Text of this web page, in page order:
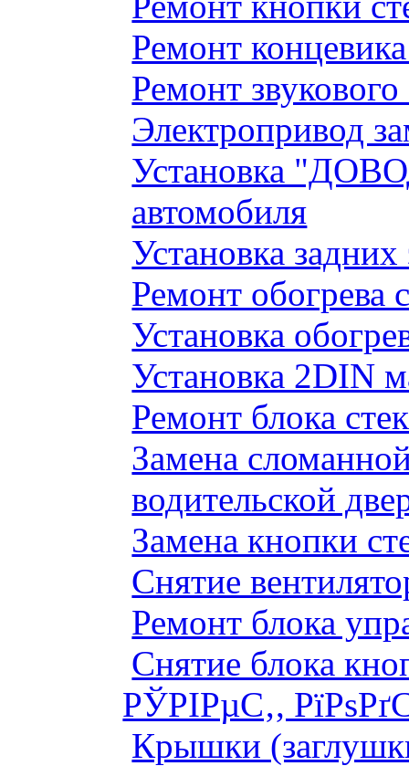
Ремонт
Ремонт
Электропривод
Установка
автомобиля
Установка
Ремонт обогрева
Установка
Установка 2DIN
Ремонт блока
Замена
водительской
Замена кнопки
Снятие
Ремонт блока
Снятие блока
РЎРІРµС‚,
Крышки